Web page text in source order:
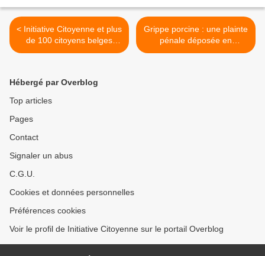
< Initiative Citoyenne et plus
de 100 citoyens belges
déposent une nouvelle
Grippe porcine : une plainte
pénale déposée en
Belgique (Dr Marc Girard) >
Hébergé par Overblog
Top articles
Pages
Contact
Signaler un abus
C.G.U.
Cookies et données personnelles
Préférences cookies
Voir le profil de Initiative Citoyenne sur le portail Overblog